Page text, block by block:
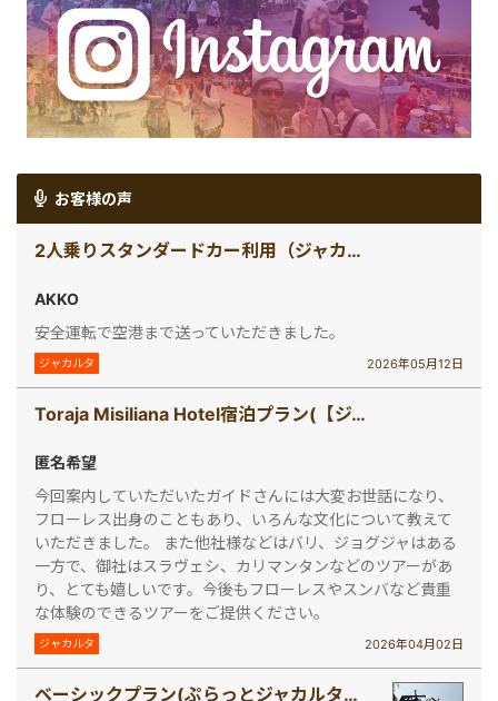
お客様の声
2人乗りスタンダードカー利用（ジャカルタ空港送迎 /日本語ガイド無し）
AKKO
安全運転で空港まで送っていただきました。
ジャカルタ 2026年05月12日
Toraja Misiliana Hotel宿泊プラン(【ジャカルタ発】 秘境・タナトラジャ（スラウェシ島）2泊3日ツアー)
匿名希望
今回案内していただいたガイドさんには大変お世話になり、
フローレス出身のこともあり、いろんな文化について教えて
いただきました。 また他社様などはバリ、ジョグジャはある
一方で、御社はスラヴェシ、カリマンタンなどのツアーがあ
り、とても嬉しいです。今後もフローレスやスンバなど貴重
な体験のできるツアーをご提供ください。
ジャカルタ 2026年04月02日
ベーシックプラン(ぷらっとジャカルタ半日観光ツアー)